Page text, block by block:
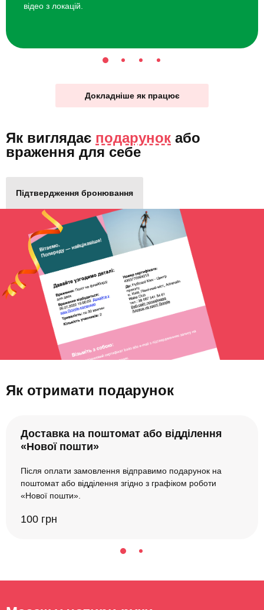
відео з локацій.
Докладніше як працює
Як виглядає подарунок або
враження для себе
Підтвердження бронювання
Як отримати подарунок
Доставка на поштомат або відділення
«Нової пошти»
Після оплати замовлення відправимо подарунок на
поштомат або відділення згідно з графіком роботи
«Нової пошти».
100 грн